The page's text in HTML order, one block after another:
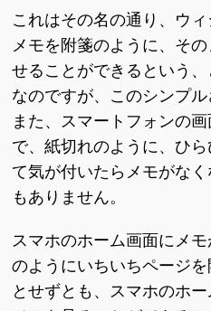
これはその名の通り、ウ
メモを附箋のように、そ
せることができるという
なのですが、このシンプル
また、スマートフォンの
で、紙切れのように、ひ
て気が付いたらメモがな
もありません。
スマホのホーム画面にメ
のようにいちいちページ
とせずとも、スマホのホ